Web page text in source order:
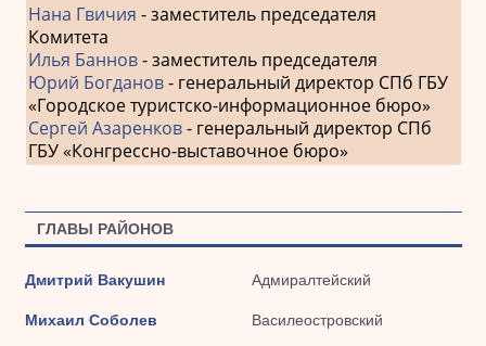
Нана Гвичия - заместитель председателя
Комитета
Илья Баннов- заместитель председателя
Юрий Богданов- генеральный директор СПб ГБУ
«Городское туристско-информационное бюро»
Сергей Азаренков- генеральный директор СПб
ГБУ «Конгрессно-выставочное бюро»
ГЛАВЫ РАЙОНОВ
Дмитрий Вакушин Адмиралтейский
Михаил Соболев Василеостровский